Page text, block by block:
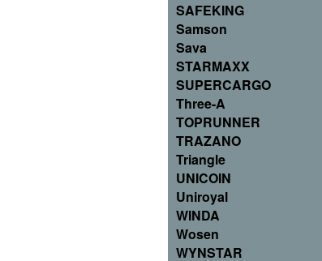
SAFEKING
Samson
Sava
STARMAXX
SUPERCARGO
Three-A
TOPRUNNER
TRAZANO
Triangle
UNICOIN
Uniroyal
WINDA
Wosen
WYNSTAR